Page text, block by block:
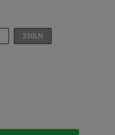
350LN